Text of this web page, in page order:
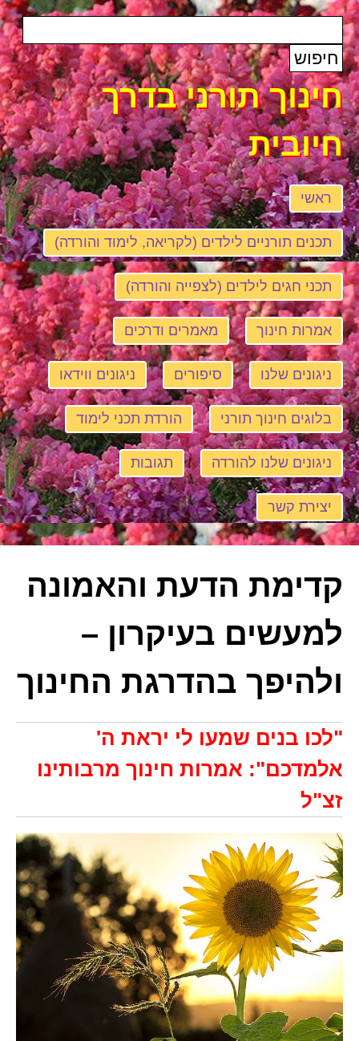
חינוך תורני בדרך
חיובית
ראשי
תכנים תורניים לילדים (לקריאה, לימוד והורדה)
תכני חגים לילדים (לצפייה והורדה)
אמרות חינוך מאמרים ודרכים
ניגונים שלנו סיפורים ניגונים ווידאו
בלוגים חינוך תורני הורדת תכני לימוד
ניגונים שלנו להורדה תגובות
יצירת קשר
קדימת הדעת והאמונה
למעשים בעיקרון –
ולהיפך בהדרגת החינוך
"לכו בנים שמעו לי יראת ה'
אלמדכם": אמרות חינוך מרבותינו
זצ"ל